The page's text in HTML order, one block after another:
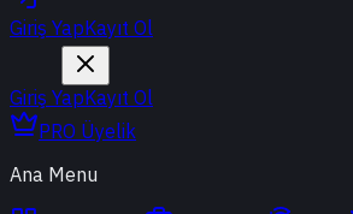
Giriş YapKayıt Ol
Giriş YapKayıt Ol
PRO Üyelik
Ana Menu